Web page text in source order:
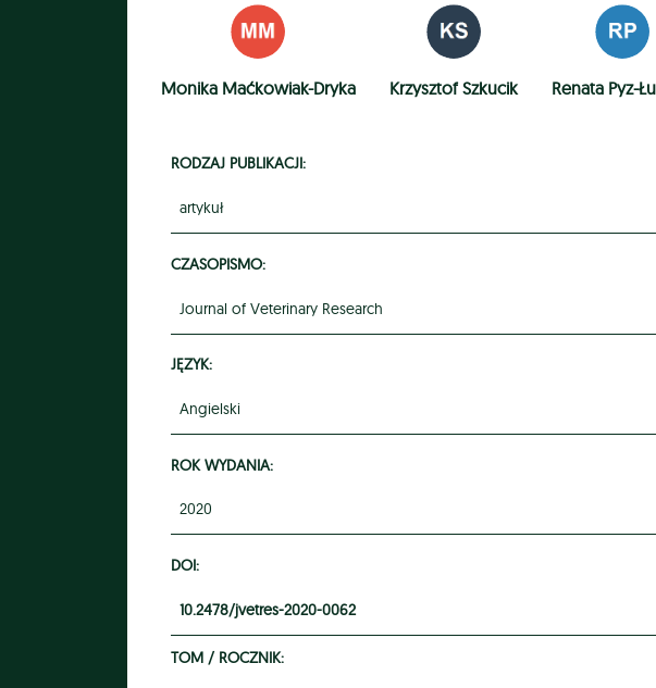
Monika Maćkowiak-Dryka Krzysztof Szkucik Renata Pyz-
RODZAJ PUBLIKACJI:
artykuł
CZASOPISMO:
Journal of Veterinary Research
JĘZYK:
Angielski
ROK WYDANIA:
2020
DOI:
10.2478/jvetres-2020-0062
TOM / ROCZNIK: